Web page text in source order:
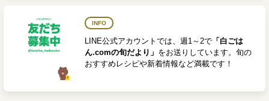
INFO
LINE公式アカウントでは、週1～2で 「白ごは
ん.comの旬だより」 をお送りしています。旬の
おすすめレシピや新着情報など満載です！